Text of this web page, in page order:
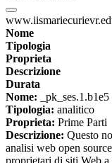
Nome
Tipologia
Proprieta
Descrizione
Durata
Nome: _pk_ses.1.b1e5
Tipologia: analitico
Proprieta: Prime Parti
Descrizione: Questo
analisi web open
proprietari di siti Web